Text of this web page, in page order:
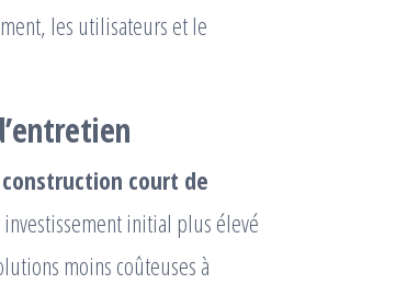
les utilisateurs et le
construction court de
initial plus élevé
moins coûteuses à